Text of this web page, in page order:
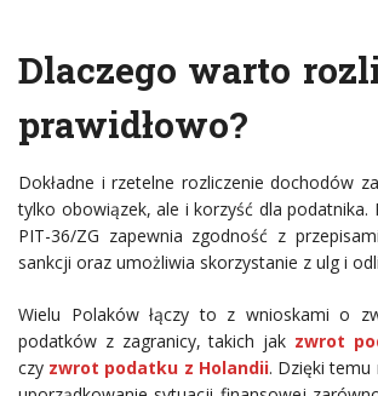
Dlaczego warto
prawidłowo?
Dokładne i rzetelne rozliczenie dochodów
tylko obowiązek, ale i korzyść dla podatnika.
PIT-36/ZG zapewnia zgodność z
sankcji oraz umożliwia skorzystanie z ulg i
Wielu Polaków łączy to z wnioskami o
podatków z zagranicy, takich jak zwrot
czy zwrot podatku z Holandii. Dzięki temu